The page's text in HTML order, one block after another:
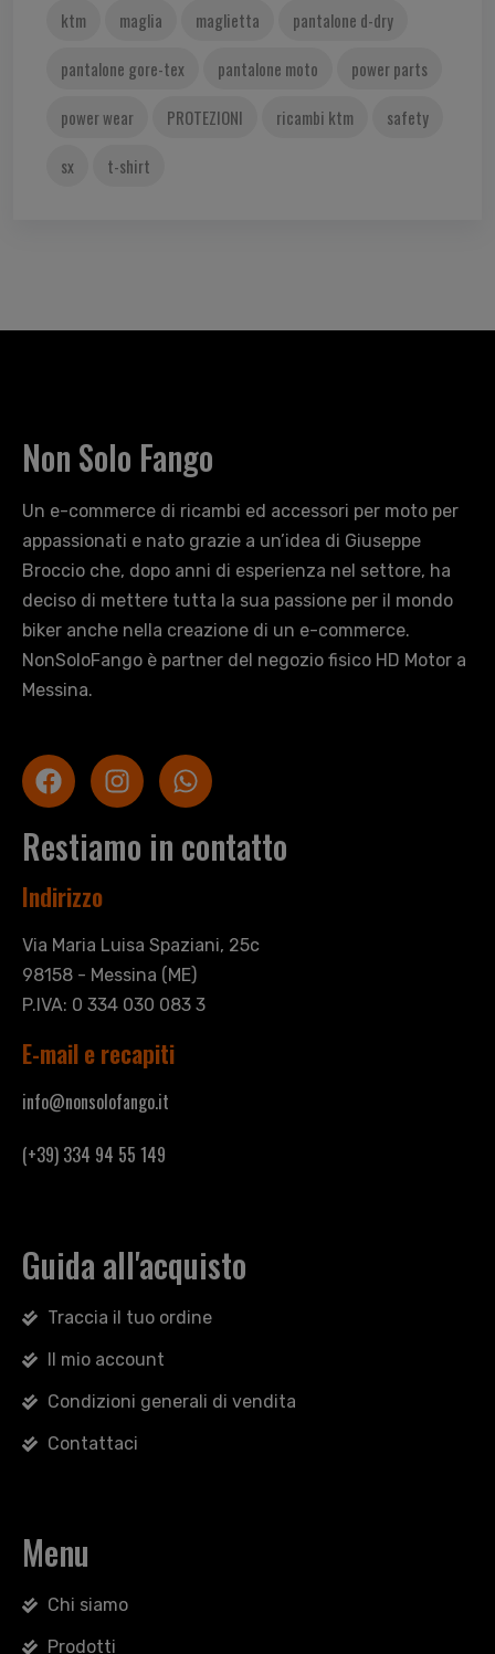
ktm
maglia maglietta
pantalone d-dry
pantalone gore-tex
pantalone moto
power parts
power wear
PROTEZIONI ricambi ktm
safety
sx
t-shirt
Non Solo Fango
Un e-commerce di ricambi ed accessori per moto per
appassionati e nato grazie a un’idea di Giuseppe
Broccio che, dopo anni di esperienza nel settore, ha
deciso di mettere tutta la sua passione per il mondo
biker anche nella creazione di un e-commerce.
NonSoloFango è partner del negozio fisico HD Motor a
Messina.
Restiamo in contatto
Indirizzo
Via Maria Luisa Spaziani, 25c
98158 - Messina (ME)
P.IVA: 0 334 030 083 3
E-mail e recapiti
info@nonsolofango.it
(+39) 334 94 55 149
Guida all'acquisto
Traccia il tuo ordine
Il mio account
Condizioni generali di vendita
Contattaci
Menu
Chi siamo
Prodotti